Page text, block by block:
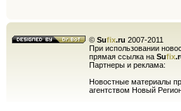
© Sufix.ru 2007-2011
При использовании
прямая ссылка на Sufix
Партнеры и реклама:
Новостные материалы
агентством Новый